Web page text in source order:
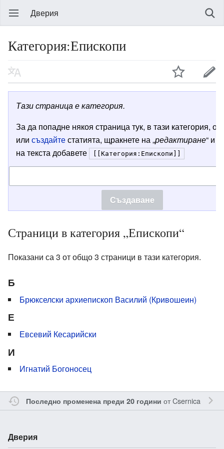
Дверия
Категория:Епископи
Тази страница е категория.
За да попадне някоя страница тук, в тази категория,
илисъздайтестатията, щракнете на „редактиране“ и
на текста добавете
[[Категория:Епископи]]
Страници в категория „Епископи“
Показани са 3 от общо 3 страници в тази категория.
Б
Брюкселски архиепископ Василий (Кривошеин)
Е
Евсевий Кесарийски
И
Игнатий Богоносец
Последно променена преди 20 години отCsernica
Дверия